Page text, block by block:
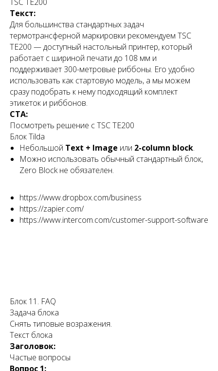
Текст:
Для большинства стандартных задач
термотрансферной маркировки рекомендуем TSC
TE200 — доступный настольный принтер, который
работает с шириной печати до 108 мм и
поддерживает 300-метровые риббоны. Его удобно
использовать как стартовую модель, а мы можем
сразу подобрать к нему подходящий комплект
этикеток и риббонов.
CTA:
Посмотреть решение с TSC TE200
Блок Tilda
Небольшой Text + Image или 2-column block.
Можно использовать обычный стандартный блок,
Zero Block не обязателен.
https://www.dropbox.com/business
https://zapier.com/
https://www.intercom.com/customer-support-software
Блок 11. FAQ
Задача блока
Снять типовые возражения.
Текст блока
Заголовок:
Частые вопросы
Вопрос 1: